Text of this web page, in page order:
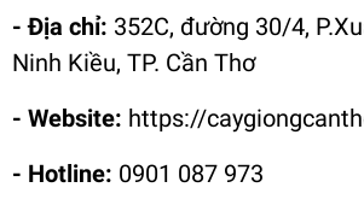
- Địa chỉ: 352C, đường 30/4,
Ninh Kiều, TP. Cần Thơ
- Website: https://
- Hotline: 0901 087 973